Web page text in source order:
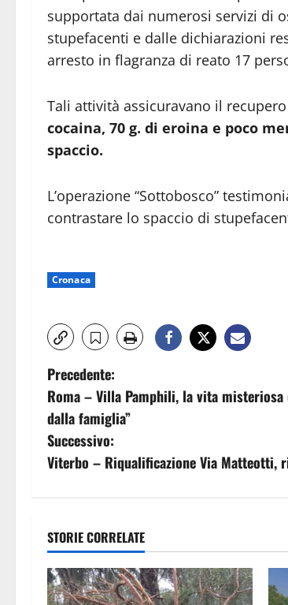
supportata dai numerosi servizi di
stupefacenti e dalle dichiarazioni
arresto in flagranza di reato 17
Tali attività assicuravano il
cocaina, 70 g. di eroina e poco
spaccio.
L’operazione “Sottobosco”
contrastare lo spaccio di
Cronaca
N
a
v
i
a
z
Precedente:
Roma – Villa Pamphili, la vita
dalla famiglia”
Successivo:
Viterbo – Riqualificazione Via
STORIE CORRELATE